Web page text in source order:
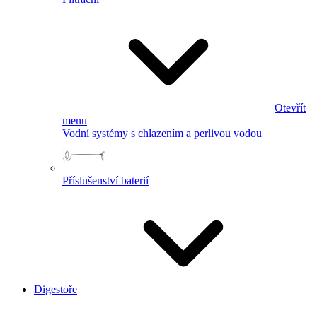
Otevřít
menu
Vodní systémy s chlazením a perlivou vodou
Příslušenství baterií
Digestoře